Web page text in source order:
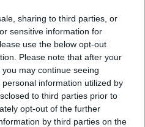
sharing to third parties, or
sensitive information for
use the below opt-out
Please note that after your
may continue seeing
information utilized by
to third parties prior to
opt-out of the further
by third parties on the
«Μαριέττα Γιαννάκου»
το γάντι στον Κώστα
απαντήσει αν θέλει το
στα σχολεία του».